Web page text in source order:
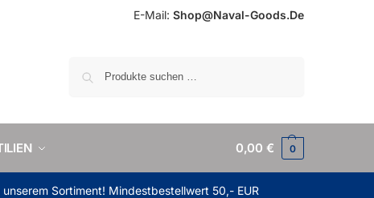
E-Mail: Shop@Naval-Goods.De
0,00€ 0
Sortiment! Mindestbestellwert 50,- EUR